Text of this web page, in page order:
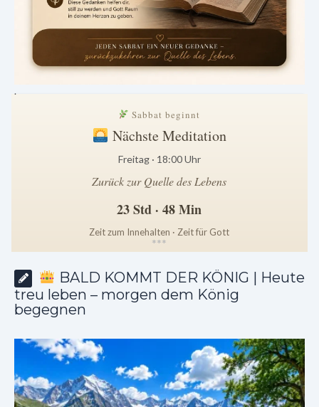
.
Sabbat beginnt
Nächste Meditation
Freitag · 18:00 Uhr
Zurück zur Quelle des Lebens
23 Std · 48 Min
Zeit zum Innehalten · Zeit für Gott
***
BALD KOMMT DER KÖNIG | Heute
treu leben – morgen dem König
begegnen